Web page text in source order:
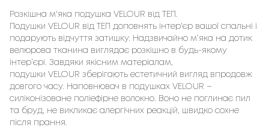
Розкішна м'яка подушка VELOUR від ТЕП.
Подушки VELOUR від ТЕП доповнять інтер'єр вашої спальні і
подарують відчуття затишку. Надзвичайно м’яка на дотик
велюрова тканина виглядає розкішно в будь-якому
інтер’єрі. Завдяки якісним матеріалам,
подушки VELOUR зберігають естетичний вигляд впродовж
довгого часу. Наповнювач в подушках VELOUR –
силіконізоване поліефірне волокно. Воно не поглинає пил
та бруд, не викликає алергічних реакцій, швидко сохне
після прання.